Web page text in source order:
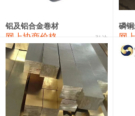
18,900—19,100
1#电解锰(99.7%袋装) 18,000—18,200
1#铬 60,000—82,000
553#硅 9,300—9,500
441#硅 9,600—9,800
3303#硅 10,300—10,500
铝及铝合金卷材
网上协商价格 弘达 网